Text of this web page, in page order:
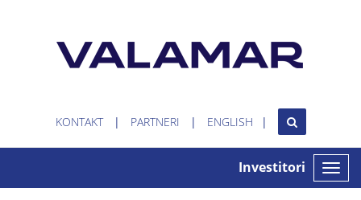
KONTAKT PARTNERI ENGLISH
Toggle
Investitori